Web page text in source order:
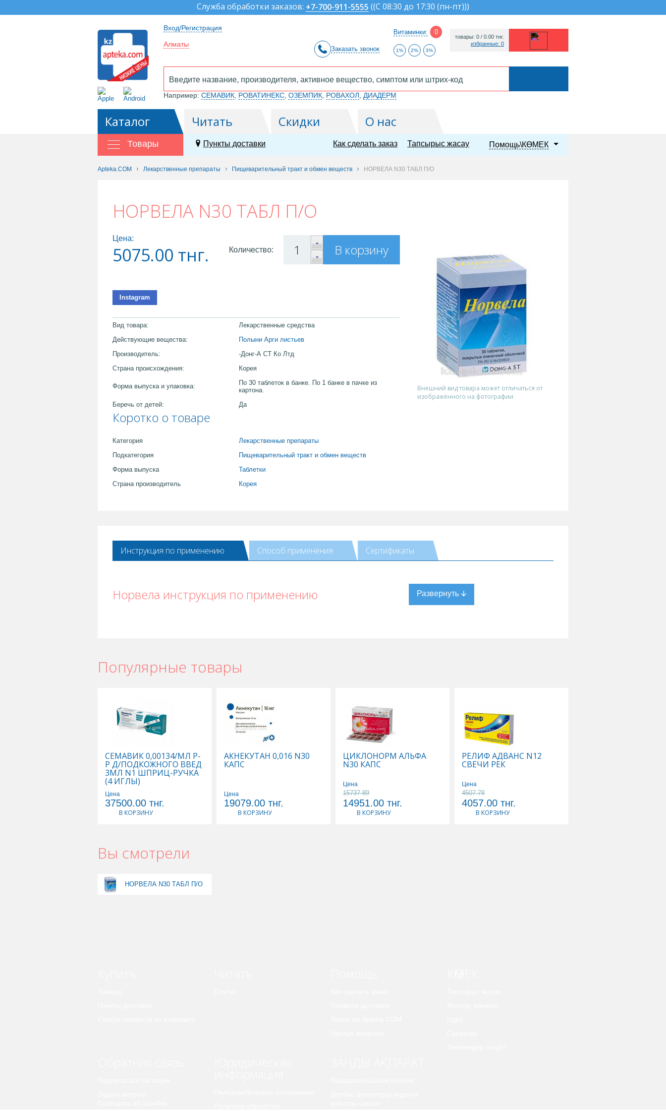
Служба обработки заказов: +7-700-911-5555 ((С 08:30 до 17:30 (пн-пт)))
Вход/Регистрация
Алматы
Заказать звонок
Витаминки: 0
1% 2% 3%
товары: 0 / 0.00 тнг.
избранные: 0
Например: СЕМАВИК РОВАТИНЕКС ОЗЕМПИК РОВАХОЛ ДИАДЕРМ
Каталог Читать Скидки О нас
Товары Пункты доставки Помощь\КӨМЕК
Тапсырыс жасау
Как сделать заказ
Apteka.COM Лекарственные препараты Пищеварительный тракт и обмен веществ НОРВЕЛА N30 ТАБЛ П/О
НОРВЕЛА N30 ТАБЛ П/О
Цена:
5075.00 тнг. В корзину
Количество:
Instagram
Вид товара:
Лекарственные средства
Действующие вещества:
Полыни Арги листьев
Производитель:
-Донг-А СТ Ко Лтд
Страна происхождения:
Корея
Форма выпуска и упаковка:
По 30 таблеток в банке. По 1 банке в пачке из
картона.
Беречь от детей:
Да
Коротко о товаре
Категория
Лекарственные препараты
Подкатегория
Пищеварительный тракт и обмен веществ
Форма выпуска
Таблетки
Страна производитель
Корея
Внешний вид товара может отличаться от
изображённого на фотографии
Инструкция по применению Способ применения Сертификаты
Норвела инструкция по применению
Популярные товары
СЕМАВИК 0,00134/МЛ Р-
Р Д/ПОДКОЖНОГО ВВЕД
3МЛ N1 ШПРИЦ-РУЧКА
(4 ИГЛЫ)
Цена
37500.00 тнг.
В КОРЗИНУ
АКНЕКУТАН 0,016 N30
КАПС
Цена
19079.00 тнг.
В КОРЗИНУ
ЦИКЛОНОРМ АЛЬФА
N30 КАПС
Цена
15737.89
14951.00 тнг.
В КОРЗИНУ
РЕЛИФ АДВАНС N12
СВЕЧИ РЕК
Цена
4507.78
4057.00 тнг.
В КОРЗИНУ
Вы смотрели
НОРВЕЛА N30 ТАБЛ П/О